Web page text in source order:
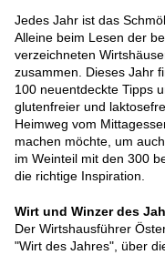
Jedes Jahr ist das
Alleine beim Lesen der
verzeichneten
zusammen. Dieses Jahr
100 neuentdeckte Tipps
glutenfreier und
Heimweg vom
machen möchte, um
im Weinteil mit den 300
die richtige Inspiration.
Wirt und Winzer des
Der Wirtshausführer
"Wirt des Jahres", über